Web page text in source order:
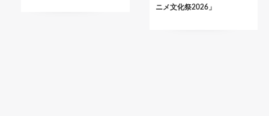
ニメ文化祭2026」